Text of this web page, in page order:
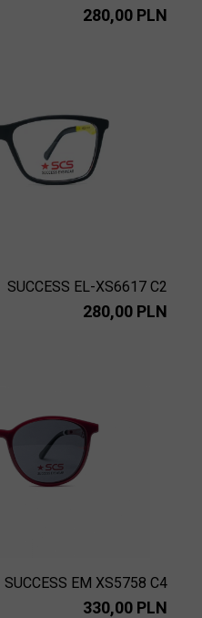
280,00 PLN
SUCCESS EL-XS6617 C2
280,00 PLN
SUCCESS EM XS5758 C4
330,00 PLN